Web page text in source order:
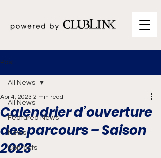
Post
All News
Featured News
News
Contests
All News
Calendrier d’ouverture
des parcours – Saison
2023
Apr 4, 2023 2 min read